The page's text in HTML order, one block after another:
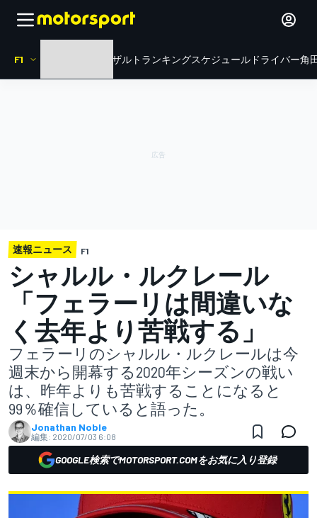
F1 リザルト ランキングスケジュール ドライバー角
速報ニュース F1
シャルル・ルクレール
「フェラーリは間違いな
く去年より苦戦する」
フェラーリのシャルル・ルクレールは今
週末から開幕する2020年シーズンの戦い
は、昨年よりも苦戦することになると
99％確信していると語った。
Jonathan Noble
編集: 2020/07/03 6:08
GOOGLE検索でMOTORSPORT.COMをお気に入り登録